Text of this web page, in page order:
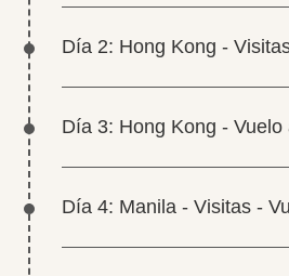
Día 2: Hong Kong -
Día 3: Hong Kong - Vuelo
Día 4: Manila - Visitas -